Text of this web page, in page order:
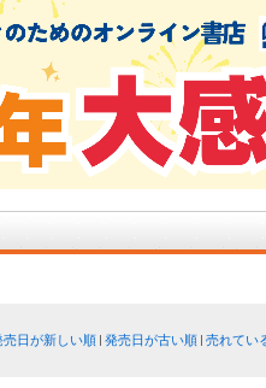
売日が新しい順 発売日が古い順 売れてい